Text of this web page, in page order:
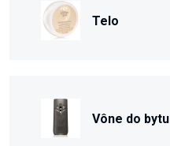
Telo
Vône do bytu